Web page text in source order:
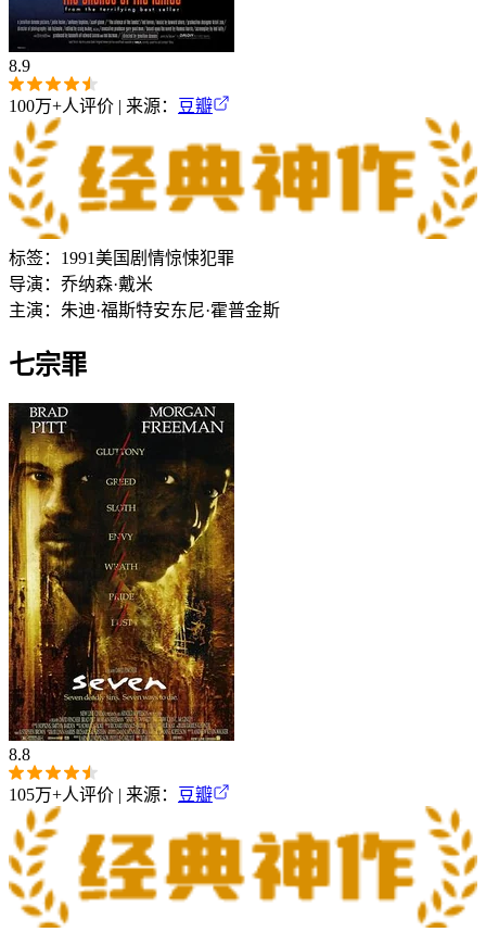
8.9
100万+人评价 | 来源： 豆瓣
标签： 1991美国 剧情惊悚犯罪
导演： 乔纳森·戴米
主演： 朱迪·福斯特安东尼·霍普金斯
七宗罪
8.8
105万+人评价 | 来源： 豆瓣